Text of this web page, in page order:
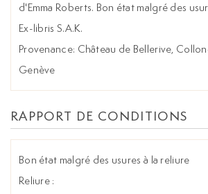
d'Emma Roberts. Bon état malgré des
Ex-libris S.A.K.
Provenance: Château de Bellerive,
Genève
RAPPORT DE CONDITIONS
Bon état malgré des usures à la reliure
Reliure :